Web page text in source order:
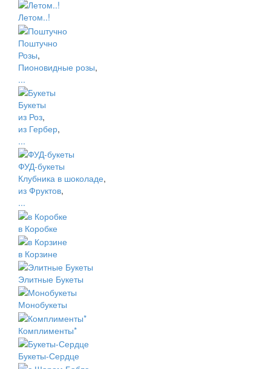
Летом..!
Поштучно
Розы,
Пионовидные розы,
...
Букеты
из Роз,
из Гербер,
...
ФУД-букеты
Клубника в шоколаде,
из Фруктов,
...
в Коробке
в Корзине
Элитные Букеты
Монобукеты
Комплименты*
Букеты-Сердце